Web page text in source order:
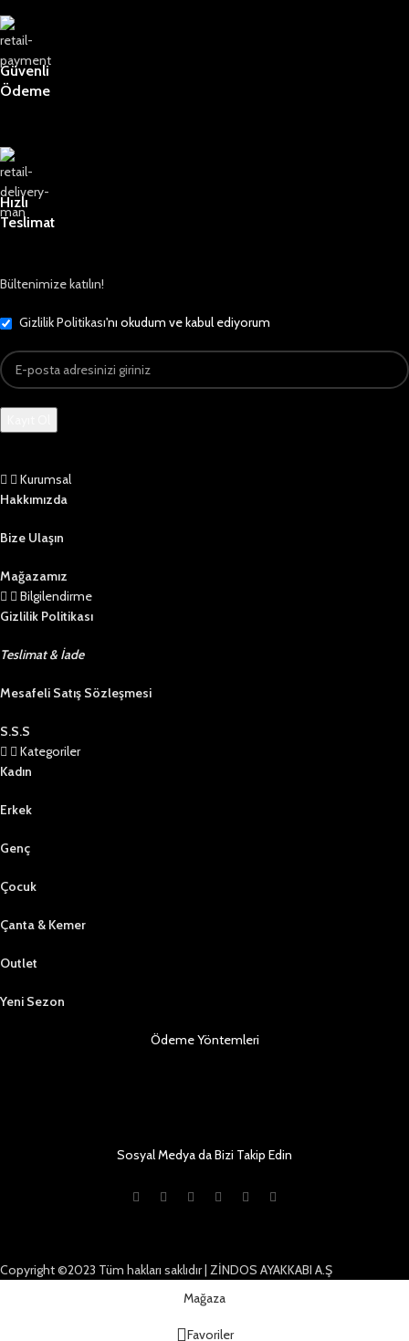
Güvenli
Ödeme
Hızlı
Teslimat
Bültenimize katılın!
Gizlilik Politikası'nı okudum ve kabul ediyorum
Kurumsal
Hakkımızda
Bize Ulaşın
Mağazamız
Bilgilendirme
Gizlilik Politikası
Teslimat & İade
Mesafeli Satış Sözleşmesi
S.S.S
Kategoriler
Kadın
Erkek
Genç
Çocuk
Çanta & Kemer
Outlet
Yeni Sezon
Ödeme Yöntemleri
Sosyal Medya da Bizi Takip Edin
Copyright ©2023 Tüm hakları saklıdır | ZİNDOS AYAKKABI A.Ş
Mağaza
Favoriler